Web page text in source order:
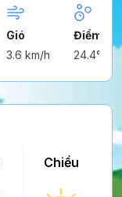
Gió
3.6 km/h
Điểm
24.4°
Chiều